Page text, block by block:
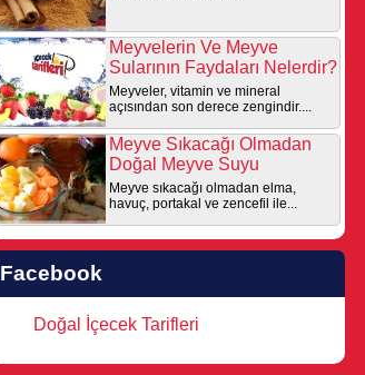
Meyvelerin Ve Meyve
Sularının Faydaları Nelerdir?
Meyveler, vitamin ve mineral
açısından son derece zengindir....
Meyve Sıkacağı Olmadan
Doğal Meyve Suyu
Meyve sıkacağı olmadan elma,
havuç, portakal ve zencefil ile...
Facebook
Doğal İçecek Tarifleri